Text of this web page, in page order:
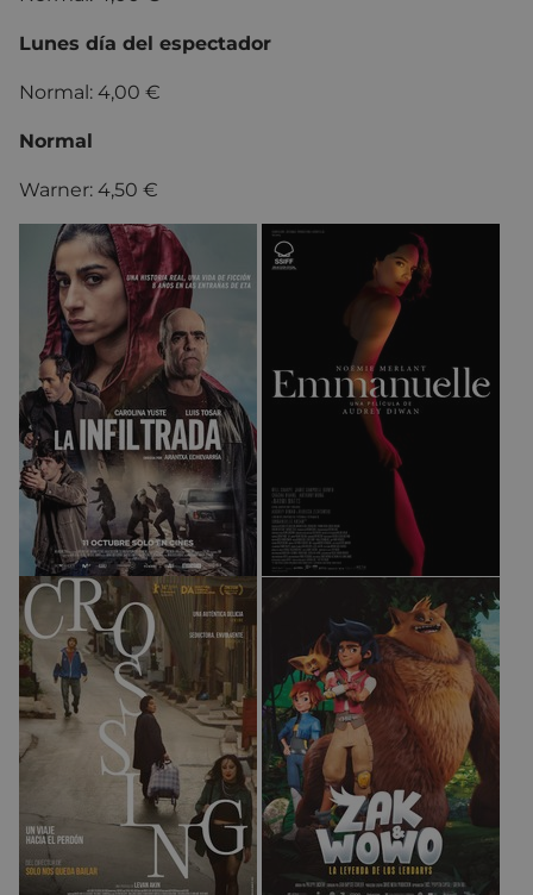
Lunes día del espectador
Normal: 4,00 €
Normal
Warner: 4,50 €